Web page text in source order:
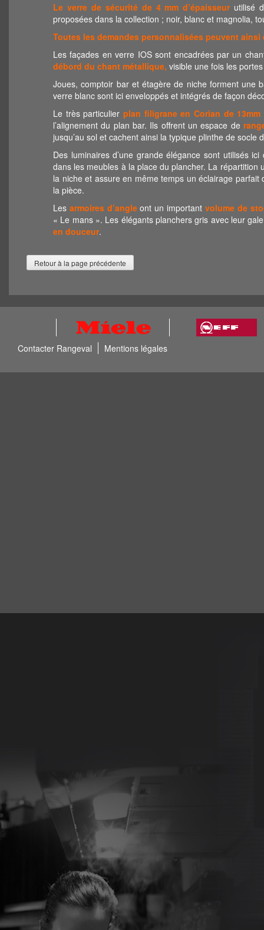
Le verre de sécurité de 4 mm d’épaisseurutilisé
proposées dans la collection ; noir, blanc et magnolia,
Toutes les demandes personnalisées peuvent
Les façades en verre IOS sont encadrées par un
débord du chant métallique, visible une fois les
Joues, comptoir bar et étagère de niche forment une
verre blanc sont ici enveloppés et intégrés de façon
Le très particulier plan filigrane en Corian de 13mm
l’alignement du plan bar. Ils offrent un espace de
jusqu’au sol et cachent ainsi la typique plinthe de socle
Des luminaires d’une grande élégance sont utilisés
dans les meubles à la place du plancher. La
la niche et assure en même temps un éclairage
la pièce.
Les armoires d’angleont un important volume de
« Le mans ». Les élégants planchers gris avec leur
en douceur.
Contacter Rangeval Mentions légales